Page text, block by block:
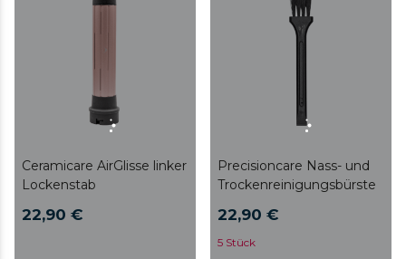
Ceramicare AirGlisse linker
Lockenstab
22,90 €
Precisioncare Nass- und
Trockenreinigungsbürste
22,90 €
5 Stück